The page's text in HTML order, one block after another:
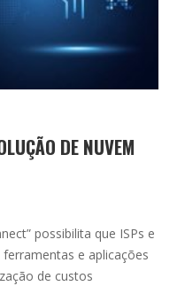
DE NUVEM
possibilita que ISPs e
e aplicações
de custos